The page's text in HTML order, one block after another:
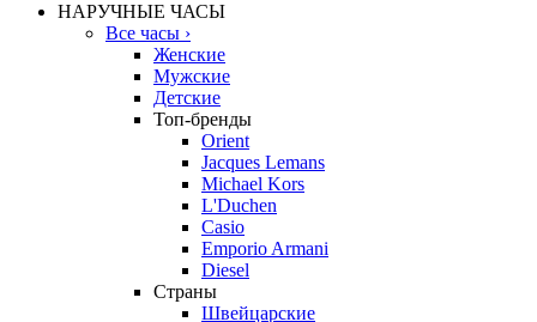
НАРУЧНЫЕ ЧАСЫ
Все часы ›
Женские
Мужские
Детские
Топ-бренды
Orient
Jacques Lemans
Michael Kors
L'Duchen
Casio
Emporio Armani
Diesel
Страны
Швейцарские